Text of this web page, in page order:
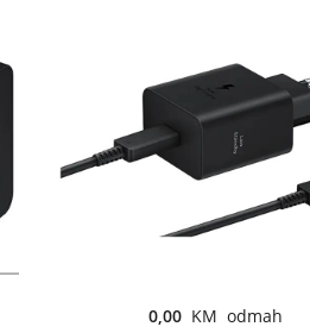
0,00 KM odmah